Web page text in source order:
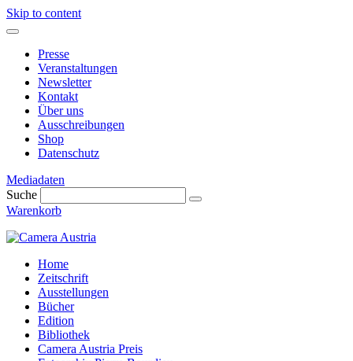
Skip to content
Presse
Veranstaltungen
Newsletter
Kontakt
Über uns
Ausschreibungen
Shop
Datenschutz
Mediadaten
Suche
Warenkorb
Home
Zeitschrift
Ausstellungen
Bücher
Edition
Bibliothek
Camera Austria Preis